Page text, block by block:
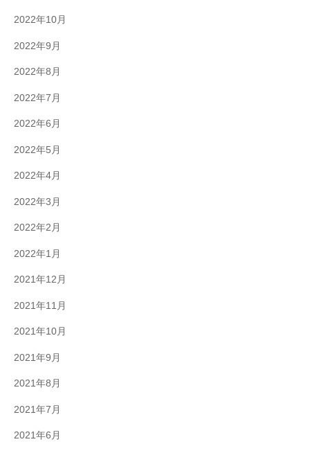
2022年10月
2022年9月
2022年8月
2022年7月
2022年6月
2022年5月
2022年4月
2022年3月
2022年2月
2022年1月
2021年12月
2021年11月
2021年10月
2021年9月
2021年8月
2021年7月
2021年6月